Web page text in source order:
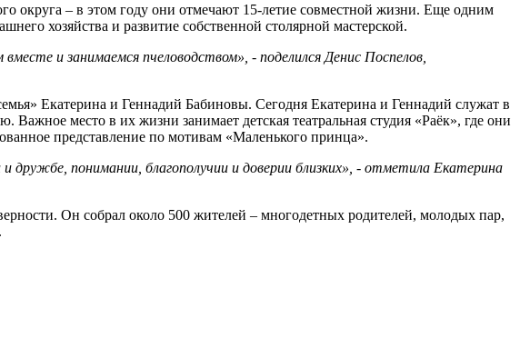
округа – в этом году они отмечают 15-летие совместной жизни. Еще одним
хозяйства и развитие собственной столярной мастерской.
и занимаемся пчеловодством», - поделился Денис Поспелов,
Екатерина и Геннадий Бабиновы. Сегодня Екатерина и Геннадий служат в
место в их жизни занимает детская театральная студия «Раёк», где они
представление по мотивам «Маленького принца».
понимании, благополучии и доверии близких», - отметила Екатерина
Он собрал около 500 жителей – многодетных родителей, молодых пар,